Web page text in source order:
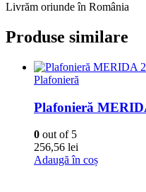
Livrăm oriunde în România
Produse similare
Plafonieră
Plafonieră
0 out of 5
256,56 lei
Adaugă în coș